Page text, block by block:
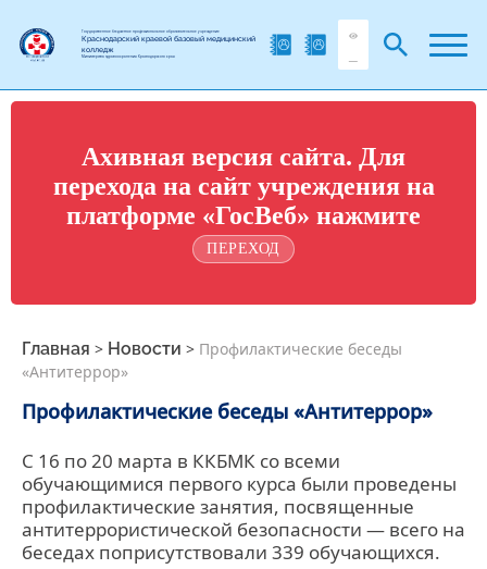
Государственное бюджетное профессиональное образовательное учреждение
Краснодарский краевой базовый медицинский
колледж
Министерства здравоохранения Краснодарского края
Ахивная версия сайта. Для
перехода на сайт учреждения на
платформе «ГосВеб» нажмите
ПЕРЕХОД
Главная > Новости > Профилактические беседы
«Антитеррор»
Профилактические беседы «Антитеррор»
С 16 по 20 марта в ККБМК со всеми
обучающимися первого курса были проведены
профилактические занятия, посвященные
антитеррористической безопасности — всего на
беседах поприсутствовали 339 обучающихся.